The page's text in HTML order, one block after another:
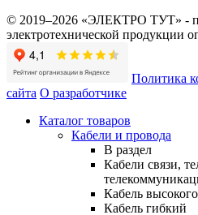
© 2019–2026 «ЭЛЕКТРО ТУТ» -
электротехнической продукции
Политика
сайта О разработчике
Каталог товаров
Кабели и провода
В раздел
Кабели связи,
Кабель
Кабель гибкий